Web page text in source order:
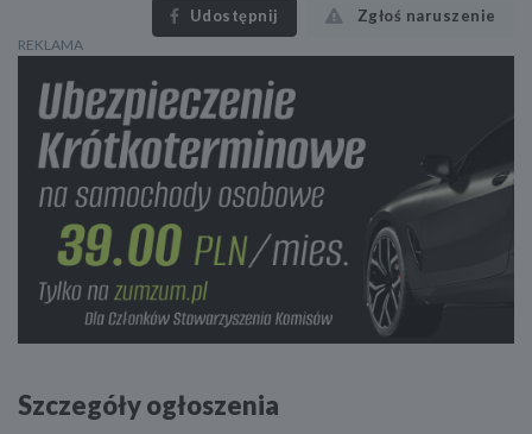
Udostępnij Zgłoś naruszenie
REKLAMA
Szczegóły ogłoszenia